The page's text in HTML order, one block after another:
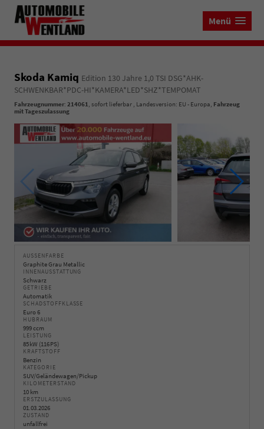
Menü
Skoda Kamiq Edition 130 Jahre 1,0 TSI DSG*AHK-
SCHWENKBAR*PDC-HI*KAMERA*LED*SHZ*TEMPOMAT
Fahrzeugnummer: 214061, sofort lieferbar , Landesversion: EU - Europa, Fahrzeug
mit Tageszulassung
AUSSENFARBE
Graphite Grau Metallic
INNENAUSSTATTUNG
Schwarz
GETRIEBE
Automatik
SCHADSTOFFKLASSE
Euro 6
HUBRAUM
999 ccm
LEISTUNG
85 kW (116 PS)
KRAFTSTOFF
Benzin
KATEGORIE
SUV/Geländewagen/Pickup
KILOMETERSTAND
10 km
ERSTZULASSUNG
01.03.2026
ZUSTAND
unfallfrei